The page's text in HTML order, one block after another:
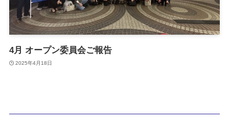
4月 オープン委員会ご報告
2025年4月18日